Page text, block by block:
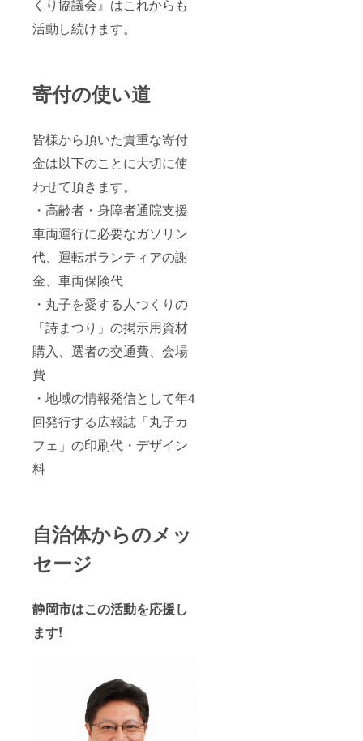
くり協議会』はこれからも
活動し続けます。
寄付の使い道
皆様から頂いた貴重な寄付
金は以下のことに大切に使
わせて頂きます。
・高齢者・身障者通院支援
車両運行に必要なガソリン
代、運転ボランティアの謝
金、車両保険代
・丸子を愛する人つくりの
「詩まつり」の掲示用資材
購入、選者の交通費、会場
費
・地域の情報発信として年4
回発行する広報誌「丸子カ
フェ」の印刷代・デザイン
料
自治体からのメッ
セージ
静岡市はこの活動を応援し
ます!